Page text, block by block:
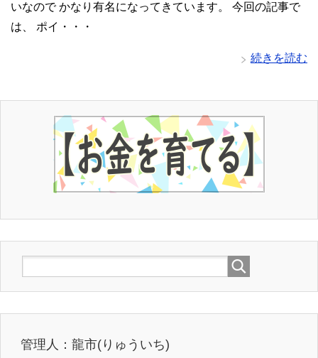
いなので かなり有名になってきています。 今回の記事で
は、 ポイ・・・
続きを読む
管理人：龍市(りゅういち)